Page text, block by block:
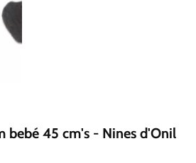
bebé 45 cm's - Nines d'Onil